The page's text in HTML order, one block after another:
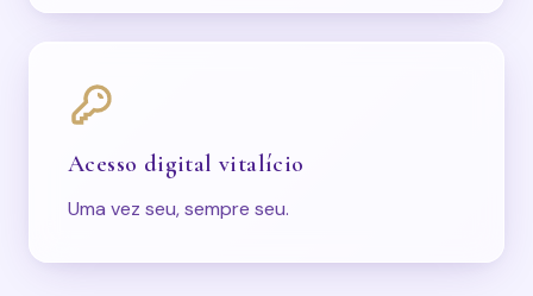
Acesso digital vitalício
Uma vez seu, sempre seu.